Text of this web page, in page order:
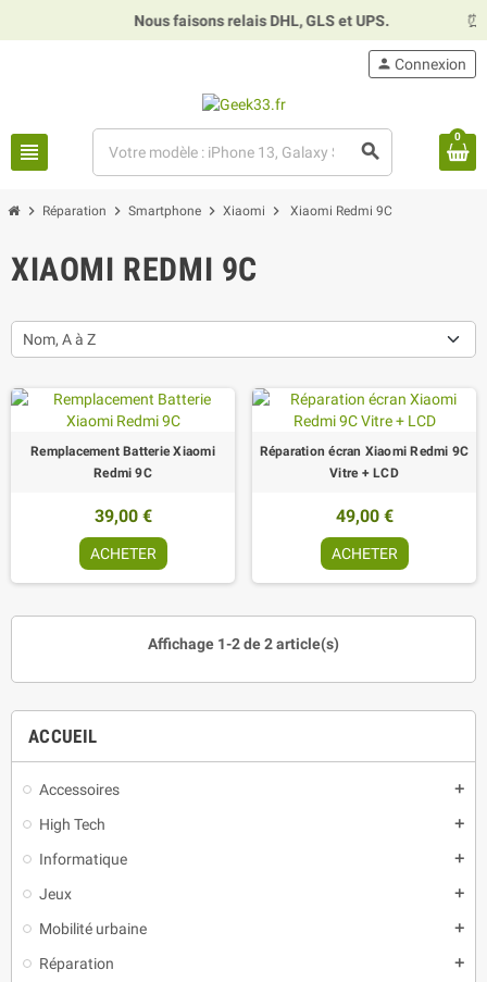
Nous faisons relais DHL, GLS et UPS. ⏰
view_headline search
person Connexion
0
chevron_right Réparation chevron_right Smartphone chevron_right Xiaomi chevron_right Xiaomi Redmi 9C
ACCUEIL
Accessoires add
High Tech add
Informatique add
Jeux add
Mobilité urbaine add
Réparation add
XIAOMI REDMI 9C
Nom, A à Z
Remplacement Batterie Xiaomi
Redmi 9C
39,00 €
ACHETER
Réparation écran Xiaomi Redmi 9C
Vitre + LCD
49,00 €
ACHETER
Affichage 1-2 de 2 article(s)